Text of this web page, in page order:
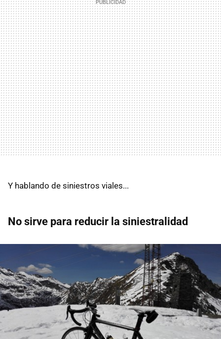
Y hablando de siniestros viales...
No sirve para reducir la siniestralidad